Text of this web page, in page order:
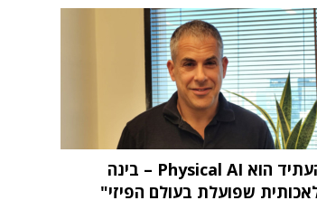
"העתיד הוא Physical AI – בינה
שפועלת בעולם הפיזי"